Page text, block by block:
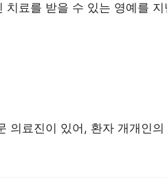
치료를 받을 수 있는 영예를
의료진이 있어, 환자 개개인